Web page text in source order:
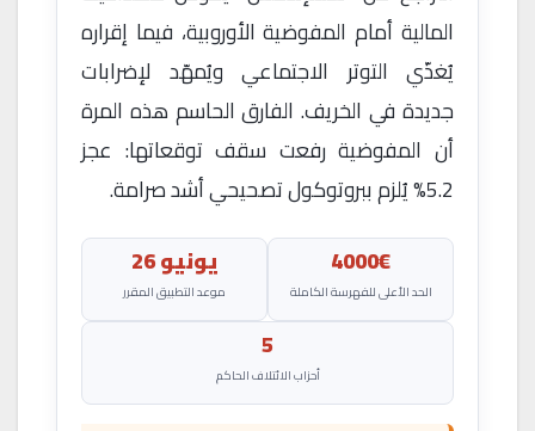
المالية أمام المفوضية الأوروبية، فيما إقراره
يُغذّي التوتر الاجتماعي ويُمهّد لإضرابات
جديدة في الخريف. الفارق الحاسم هذه المرة
أن المفوضية رفعت سقف توقعاتها: عجز
5.2% يُلزم ببروتوكول تصحيحي أشد صرامة.
4000€
الحد الأعلى للفهرسة الكاملة
يونيو 26
موعد التطبيق المقرر
5
أحزاب الائتلاف الحاكم